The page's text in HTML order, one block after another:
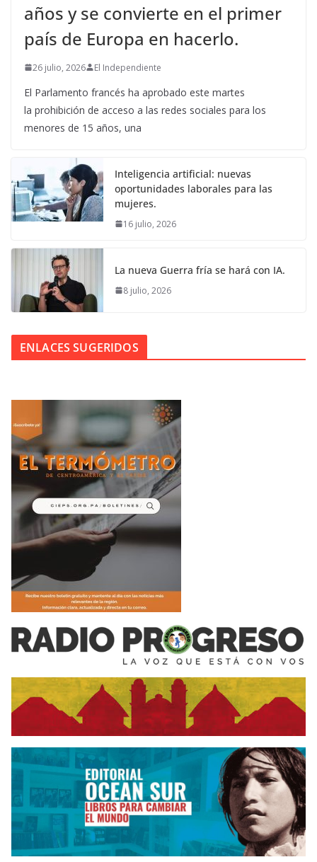
años y se convierte en el primer
país de Europa en hacerlo.
26 julio, 2026 El Independiente
El Parlamento francés ha aprobado este martes
la prohibición de acceso a las redes sociales para los
menores de 15 años, una
Inteligencia artificial: nuevas
oportunidades laborales para las
mujeres.
16 julio, 2026
La nueva Guerra fría se hará con IA.
8 julio, 2026
ENLACES SUGERIDOS